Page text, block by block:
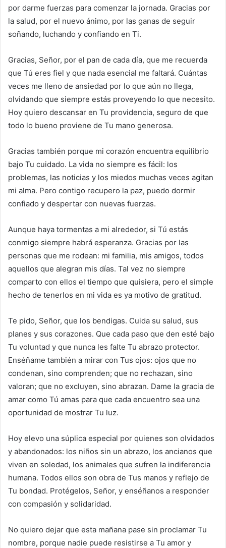
por darme fuerzas para comenzar la jornada. Gracias por
la salud, por el nuevo ánimo, por las ganas de seguir
soñando, luchando y confiando en Ti.
Gracias, Señor, por el pan de cada día, que me recuerda
que Tú eres fiel y que nada esencial me faltará. Cuántas
veces me lleno de ansiedad por lo que aún no llega,
olvidando que siempre estás proveyendo lo que necesito.
Hoy quiero descansar en Tu providencia, seguro de que
todo lo bueno proviene de Tu mano generosa.
Gracias también porque mi corazón encuentra equilibrio
bajo Tu cuidado. La vida no siempre es fácil: los
problemas, las noticias y los miedos muchas veces agitan
mi alma. Pero contigo recupero la paz, puedo dormir
confiado y despertar con nuevas fuerzas.
Aunque haya tormentas a mi alrededor, si Tú estás
conmigo siempre habrá esperanza. Gracias por las
personas que me rodean: mi familia, mis amigos, todos
aquellos que alegran mis días. Tal vez no siempre
comparto con ellos el tiempo que quisiera, pero el simple
hecho de tenerlos en mi vida es ya motivo de gratitud.
Te pido, Señor, que los bendigas. Cuida su salud, sus
planes y sus corazones. Que cada paso que den esté bajo
Tu voluntad y que nunca les falte Tu abrazo protector.
Enséñame también a mirar con Tus ojos: ojos que no
condenan, sino comprenden; que no rechazan, sino
valoran; que no excluyen, sino abrazan. Dame la gracia de
amar como Tú amas para que cada encuentro sea una
oportunidad de mostrar Tu luz.
Hoy elevo una súplica especial por quienes son olvidados
y abandonados: los niños sin un abrazo, los ancianos que
viven en soledad, los animales que sufren la indiferencia
humana. Todos ellos son obra de Tus manos y reflejo de
Tu bondad. Protégelos, Señor, y enséñanos a responder
con compasión y solidaridad.
No quiero dejar que esta mañana pase sin proclamar Tu
nombre, porque nadie puede resistirse a Tu amor y